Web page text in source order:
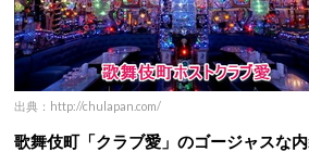
出典：http://chulapan.com/
歌舞伎町「クラブ愛」のゴージャスな